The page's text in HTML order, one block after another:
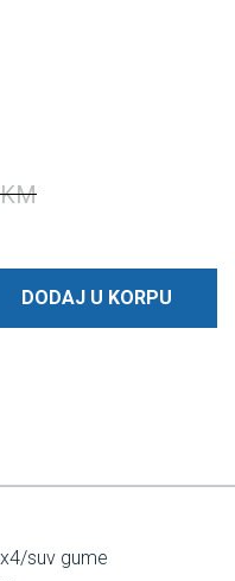
DODAJ U KORPU
suv gume